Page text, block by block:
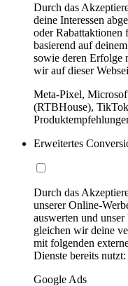
Durch das
deine Interessen
oder Rabattaktionen
basierend auf
sowie deren Erfolge
wir auf dieser
Meta-Pixel,
(RTBHouse),
Erweitertes
Durch das
unserer Online-
auswerten und
gleichen wir deine
mit folgenden
Dienste bereits nutzt:
Google Ads